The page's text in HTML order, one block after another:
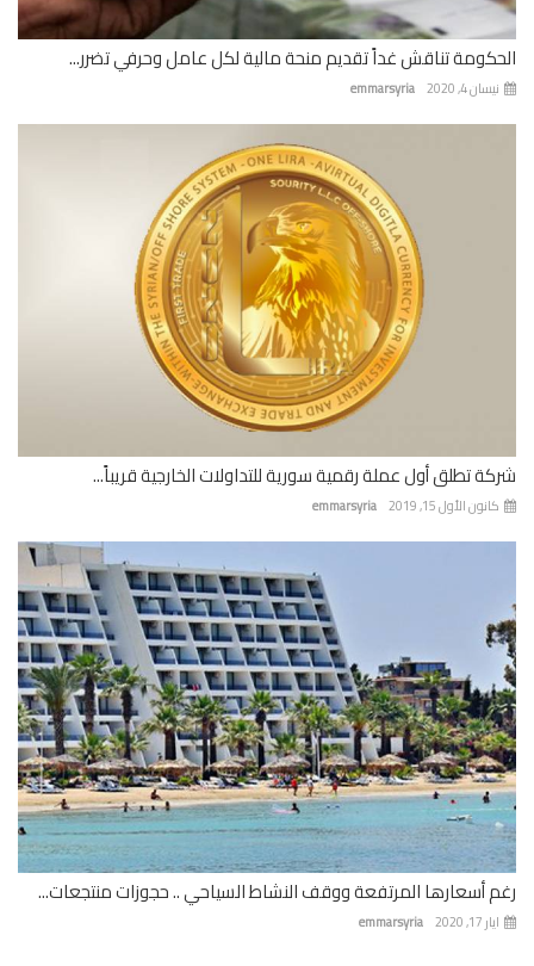
تناقش غداً تقديم منحة مالية لكل عامل وحرفي تضرر...
emmarsyria 4, 2020
تطلق أول عملة رقمية سورية للتداولات الخارجية قريباً...
emmarsyria الأول 15, 2019
أسعارها المرتفعة ووقف النشاط السياحي .. حجوزات منتجعات...
emmarsyria